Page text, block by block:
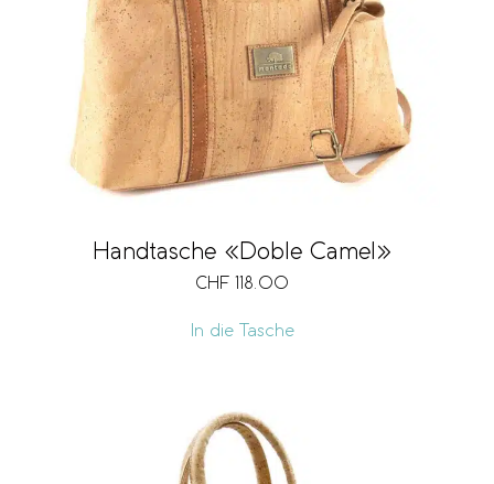
Handtasche «Doble Camel»
CHF 118.00
In die Tasche